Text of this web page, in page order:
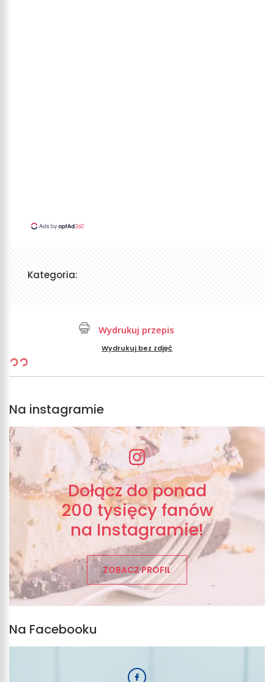
Kategoria:
Wydrukuj przepis
Wydrukuj bez zdjęć
Na instagramie
Dołącz do ponad
200 tysięcy fanów
na Instagramie!
ZOBACZ PROFIL
Na Facebooku